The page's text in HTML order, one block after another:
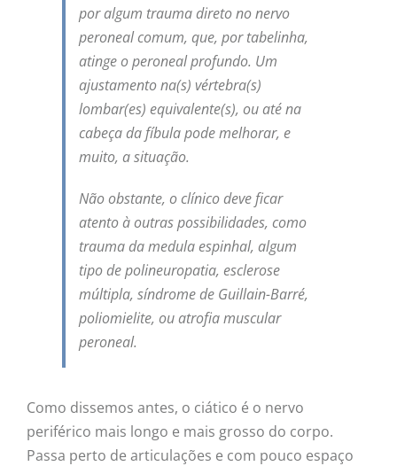
por algum trauma direto no nervo
peroneal comum, que, por tabelinha,
atinge o peroneal profundo. Um
ajustamento na(s) vértebra(s)
lombar(es) equivalente(s), ou até na
cabeça da fíbula pode melhorar, e
muito, a situação.
Não obstante, o clínico deve ficar
atento à outras possibilidades, como
trauma da medula espinhal, algum
tipo de polineuropatia, esclerose
múltipla, síndrome de Guillain-Barré,
poliomielite, ou atrofia muscular
peroneal.
Como dissemos antes, o ciático é o nervo
periférico mais longo e mais grosso do corpo.
Passa perto de articulações e com pouco espaço